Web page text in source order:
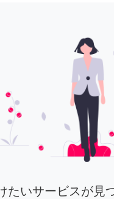
たいサービスが見